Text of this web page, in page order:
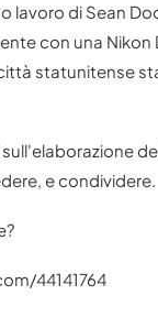
lavoro di Sean
con una Nikon
statunitense
e condividere.
44141764